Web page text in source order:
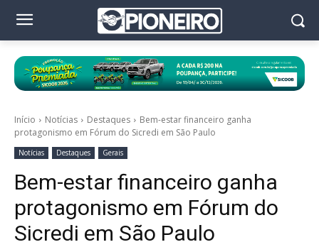
Início Notícias Destaques
Bem-estar financeiro ganha
protagonismo em Fórum do Sicredi em São Paulo
Notícias Destaques Gerais
Bem-estar financeiro ganha
protagonismo em Fórum do
Sicredi em São Paulo